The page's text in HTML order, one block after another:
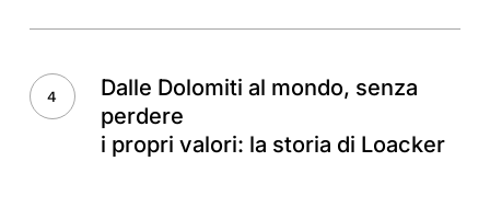
Dolomiti
al
Dalle Dolomiti al mondo, senza
perdere
i propri valori: la storia di Loacker